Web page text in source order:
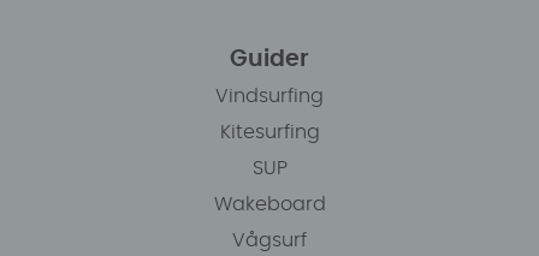
Guider
Vindsurfing
Kitesurfing
SUP
Wakeboard
Vågsurf